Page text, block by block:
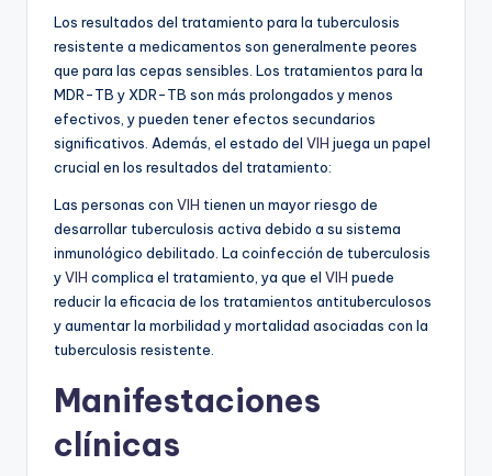
Los resultados del tratamiento para la tuberculosis
resistente a medicamentos son generalmente peores
que para las cepas sensibles. Los tratamientos para la
MDR-TB y XDR-TB son más prolongados y menos
efectivos, y pueden tener efectos secundarios
significativos. Además, el estado del VIH juega un papel
crucial en los resultados del tratamiento:
Las personas con VIH tienen un mayor riesgo de
desarrollar tuberculosis activa debido a su sistema
inmunológico debilitado. La coinfección de tuberculosis
yVIH complica el tratamiento, ya que el VIH puede
reducir la eficacia de los tratamientos antituberculosos
y aumentar la morbilidad y mortalidad asociadas con la
tuberculosis resistente.
Manifestaciones
clínicas